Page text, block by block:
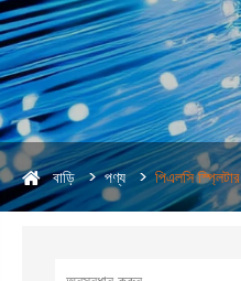
বাড়ি পণ্য পিএলসি স্প্লিটার